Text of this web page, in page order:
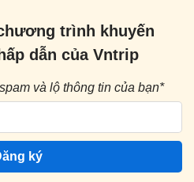
trình khuyến
dẫn của Vntrip
và lộ thông tin của bạn*
ký